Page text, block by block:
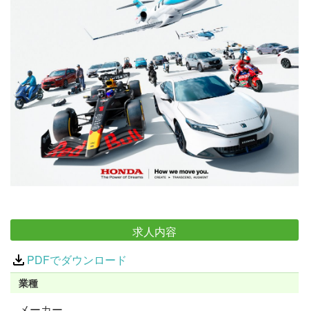
求人内容
PDFでダウンロード
業種